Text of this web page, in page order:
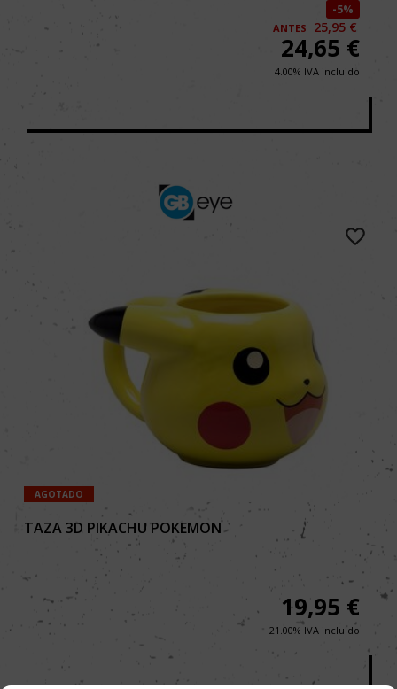
5%
ANTES 25,95 €
24,65 €
4.00% IVA incluido
AGOTADO
TAZA 3D PIKACHU POKEMON
19,95 €
21.00% IVA incluido